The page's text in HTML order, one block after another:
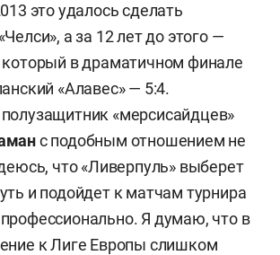
это удалось сделать
а за 12 лет до этого —
в драматичном финале
«Алавес» — 5:4.
«мерсисайдцев»
с подобным отношением не
что «Ливерпуль» выберет
и подойдет к матчам турнира
Я думаю, что в
к Лиге Европы слишком